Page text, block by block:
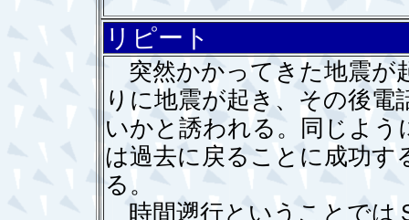
リピート
突然かかってきた地震が
りに地震が起き、その後
いかと誘われる。同じよう
は過去に戻ることに成功す
る。
時間遡行ということでは